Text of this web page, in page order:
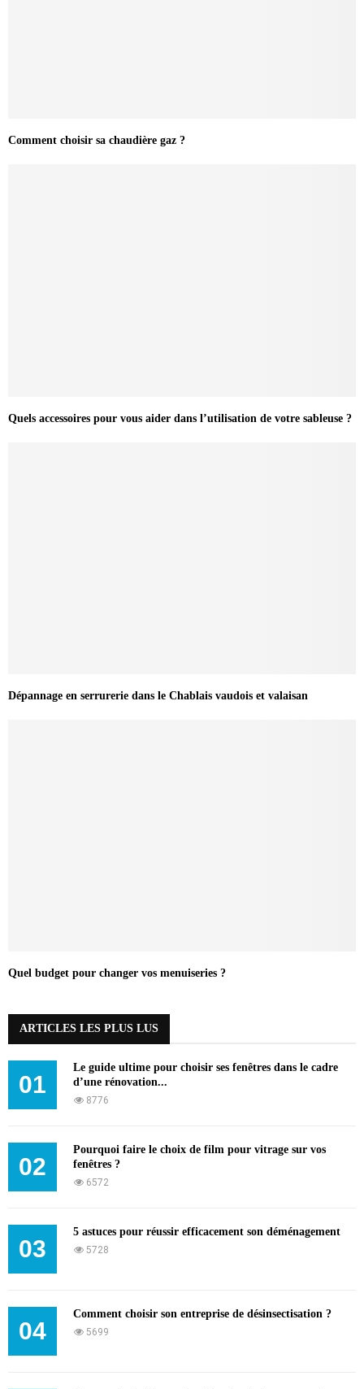
Comment choisir sa chaudière gaz ?
Quels accessoires pour vous aider dans l’utilisation de votre sableuse ?
Dépannage en serrurerie dans le Chablais vaudois et valaisan
Quel budget pour changer vos menuiseries ?
ARTICLES LES PLUS LUS
01
Le guide ultime pour choisir ses fenêtres dans le cadre
d’une rénovation...
8776
02
Pourquoi faire le choix de film pour vitrage sur vos
fenêtres ?
6572
03
5 astuces pour réussir efficacement son déménagement
5728
04
Comment choisir son entreprise de désinsectisation ?
5699